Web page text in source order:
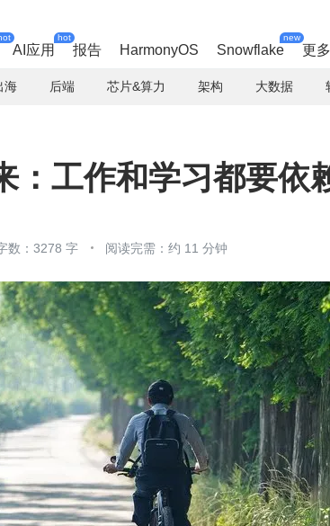
AI应用
hot
报告 HarmonyOS Snowflake
new
更多
海 后端 芯片&算力 架构 大数据
：工作和学习都要依
数：3278 字 阅读完需：约 11 分钟